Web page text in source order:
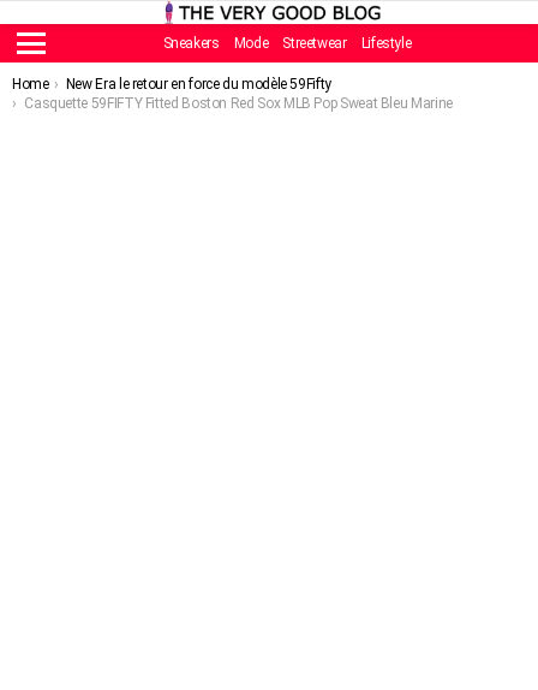
Menu
Sneakers Mode Streetwear Lifestyle
You are here:
Home
New Era le retour en force du modèle 59Fifty
Casquette 59FIFTY Fitted Boston Red Sox MLB Pop Sweat Bleu Marine